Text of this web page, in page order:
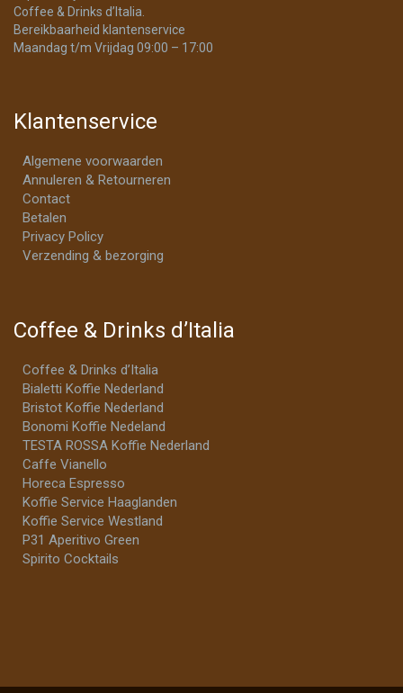
Coffee & Drinks d’Italia.
Bereikbaarheid klantenservice
Maandag t/m Vrijdag 09:00 – 17:00
Klantenservice
Algemene voorwaarden
Annuleren & Retourneren
Contact
Betalen
Privacy Policy
Verzending & bezorging
Coffee & Drinks d’Italia
Coffee & Drinks d’Italia
Bialetti Koffie Nederland
Bristot Koffie Nederland
Bonomi Koffie Nedeland
TESTA ROSSA Koffie Nederland
Caffe Vianello
Horeca Espresso
Koffie Service Haaglanden
Koffie Service Westland
P31 Aperitivo Green
Spirito Cocktails